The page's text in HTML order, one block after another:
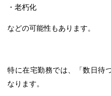
・老朽化
などの可能性もあります。
特に在宅勤務では、「数日待
なります。